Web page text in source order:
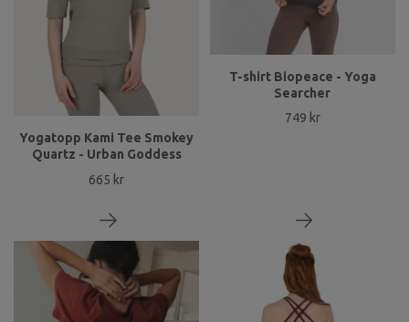
Yogatopp Kami Tee Smokey
Quartz - Urban Goddess
665 kr
T-shirt Biopeace - Yoga
Searcher
749 kr